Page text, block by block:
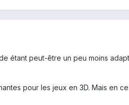
étant peut-être un peu moins
pour les jeux en 3D. Mais en